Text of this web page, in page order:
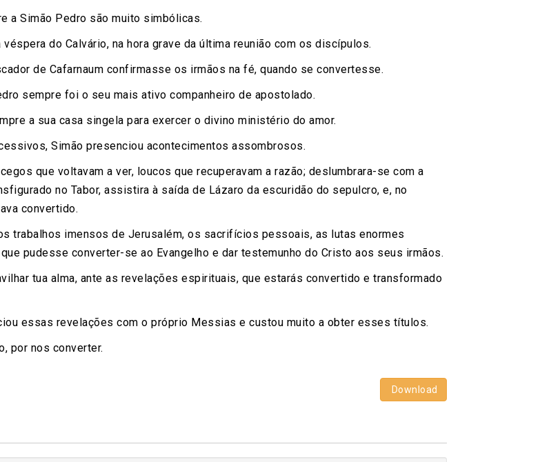
a Simão Pedro são muito simbólicas.
do Calvário, na hora grave da última reunião com os discípulos.
de Cafarnaum confirmasse os irmãos na fé, quando se convertesse.
sempre foi o seu mais ativo companheiro de apostolado.
a sua casa singela para exercer o divino ministério do amor.
Simão presenciou acontecimentos assombrosos.
que voltavam a ver, loucos que recuperavam a razão; deslumbrara-se com a
no Tabor, assistira à saída de Lázaro da escuridão do sepulcro, e, no
convertido.
trabalhos imensos de Jerusalém, os sacrifícios pessoais, as lutas enormes
pudesse converter-se ao Evangelho e dar testemunho do Cristo aos seus irmãos.
tua alma, ante as revelações espirituais, que estarás convertido e transformado
essas revelações com o próprio Messias e custou muito a obter esses títulos.
por nos converter.
Download